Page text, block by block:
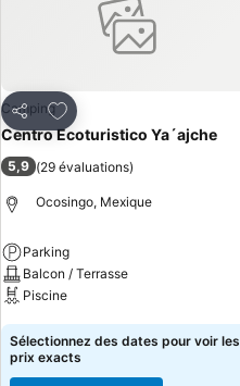
Partager
Ajouter à mes favoris
Camping
Centro Ecoturistico Ya´ajche
5,9 (29 évaluations)
Ocosingo, Mexique
Parking
Balcon / Terrasse
Piscine
Consulter les prix
Sélectionnez des dates pour voir les
prix exacts